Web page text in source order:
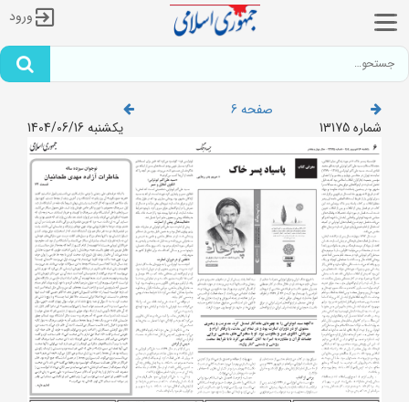
ورود
صفحه 6
شماره 13175
یکشنبه 1404/06/16